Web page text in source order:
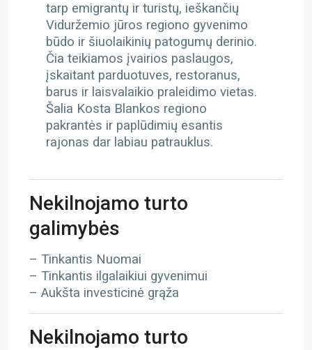
tarp emigrantų ir turistų, ieškančių
Viduržemio jūros regiono gyvenimo
būdo ir šiuolaikinių patogumų derinio.
Čia teikiamos įvairios paslaugos,
įskaitant parduotuves, restoranus,
barus ir laisvalaikio praleidimo vietas.
Šalia Kosta Blankos regiono
pakrantės ir paplūdimių esantis
rajonas dar labiau patrauklus.
Nekilnojamo turto
galimybės
– Tinkantis Nuomai
– Tinkantis ilgalaikiui gyvenimui
– Aukšta investicinė grąža
Nekilnojamo turto